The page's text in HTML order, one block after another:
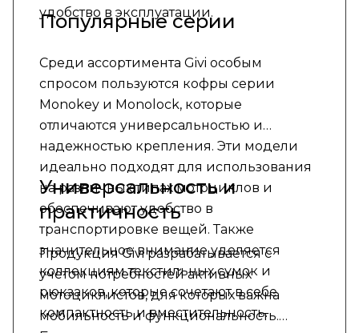
удобство в эксплуатации.
Популярные серии
Среди ассортимента Givi особым
спросом пользуются кофры серии
Monokey и Monolock, которые
отличаются универсальностью и
надежностью крепления. Эти модели
идеально подходят для использования
на различных типах мотоциклов и
обеспечивают удобство в
транспортировке вещей. Также
значительное внимание уделяется
коллекциям текстильных сумок и
рюкзаков, которые сочетают в себе
компактность и вместительность.
Универсальность и
практичность
Продукция Givi разрабатывается с
учетом потребностей активных
мотоциклистов, для которых важна
мобильность и функциональность.